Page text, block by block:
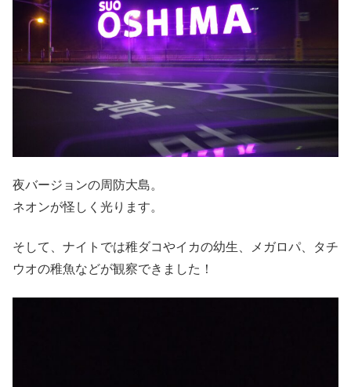
夜バージョンの周防大島。
ネオンが怪しく光ります。
そして、ナイトでは稚ダコやイカの幼生、メガロパ、タチ
ウオの稚魚などが観察できました！